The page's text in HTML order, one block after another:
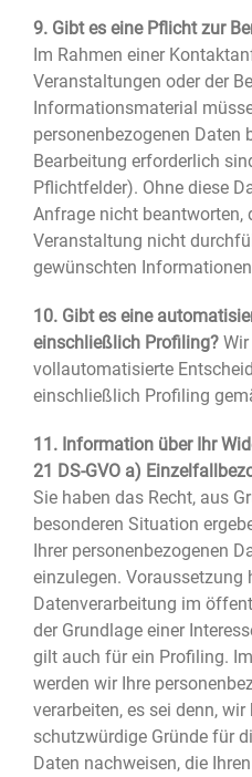
9. Gibt es eine Pflicht zur
Im Rahmen einer
Veranstaltungen oder der
Informationsmaterial
personenbezogenen Daten
Bearbeitung erforderlich
Pflichtfelder). Ohne diese
Anfrage nicht beantworten,
Veranstaltung nicht
gewünschten
10. Gibt es eine
einschließlich Profiling?
vollautomatisierte
einschließlich Profiling
11. Information über Ihr
21 DS-GVO a)
Sie haben das Recht, aus
besonderen Situation
Ihrer personenbezogenen
einzulegen. Voraussetzung
Datenverarbeitung im
der Grundlage einer
gilt auch für ein Profiling.
werden wir Ihre
verarbeiten, es sei denn,
schutzwürdige Gründe für
Daten nachweisen, die